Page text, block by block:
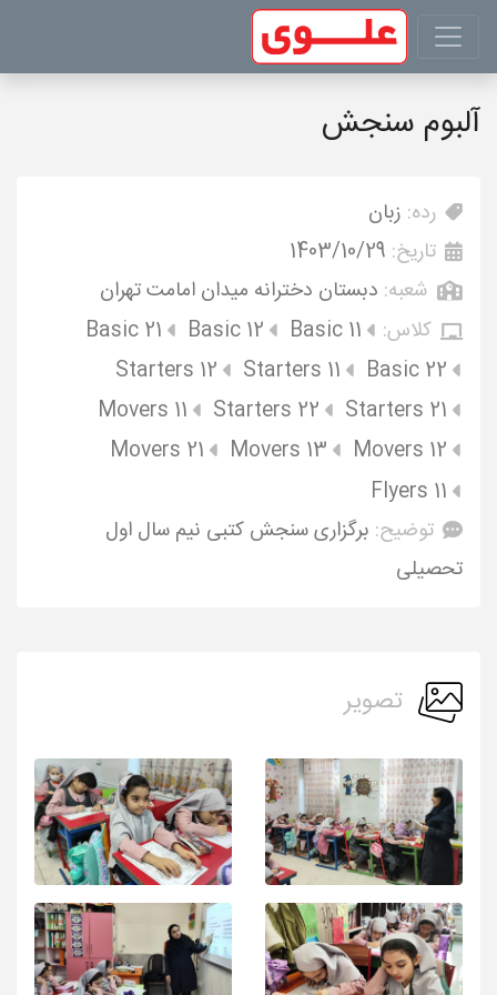
آلبوم سنجش
رده: زبان
تاریخ: 1403/10/29
شعبه: دبستان دخترانه میدان امامت تهران
کلاس:
Basic 11
Basic 12
Basic 21
Basic 22
Starters 11
Starters 12
Starters 21
Starters 22
Movers 11
Movers 12
Movers 13
Movers 21
Flyers 11
توضیح: برگزاری سنجش کتبی نیم سال اول
تحصیلی
تصویر